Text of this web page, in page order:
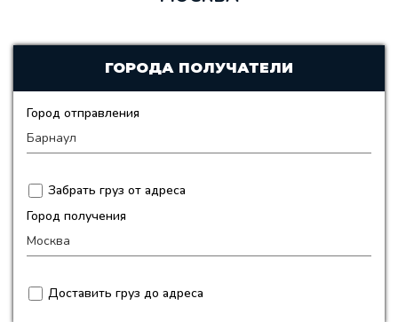
ГОРОДА ПОЛУЧАТЕЛИ
Город отправления
Забрать груз от адреса
Город получения
Доставить груз до адреса